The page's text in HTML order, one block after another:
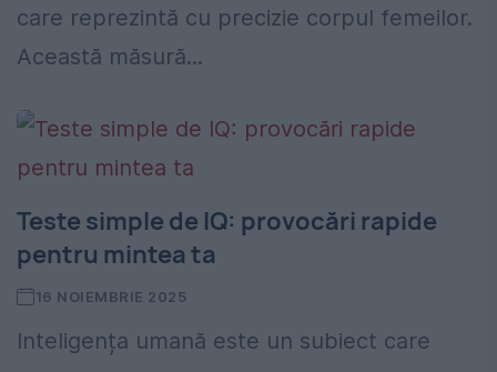
care reprezintă cu precizie corpul femeilor.
Această măsură...
Teste simple de IQ: provocări rapide
pentru mintea ta
16 NOIEMBRIE 2025
Inteligența umană este un subiect care